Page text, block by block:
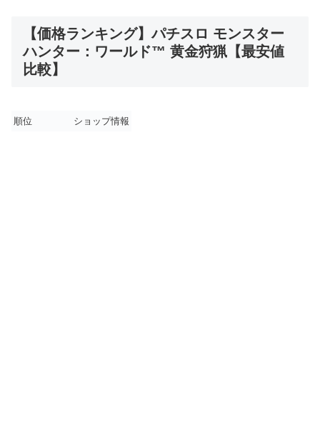
【価格ランキング】パチスロ モンスター
ハンター：ワールド™ 黄金狩猟【最安値
比較】
順位 ショップ情報